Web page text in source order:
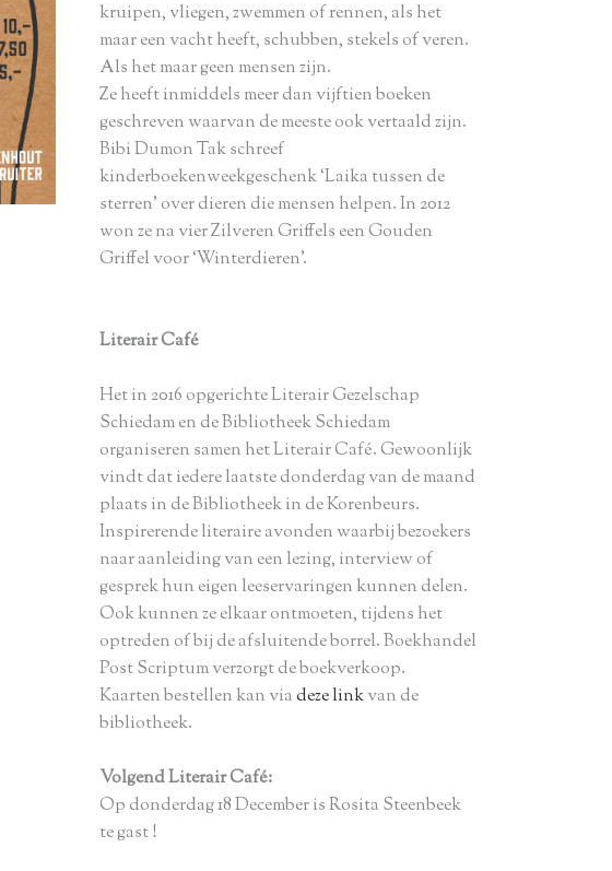
kruipen, vliegen, zwemmen of rennen, als het
maar een vacht heeft, schubben, stekels of veren.
Als het maar geen mensen zijn.
Ze heeft inmiddels meer dan vijftien boeken
geschreven waarvan de meeste ook vertaald zijn.
Bibi Dumon Tak schreef
kinderboekenweekgeschenk ‘Laika tussen de
sterren’ over dieren die mensen helpen. In 2012
won ze na vier Zilveren Griffels een Gouden
Griffel voor ‘Winterdieren’.
Literair Café
Het in 2016 opgerichte Literair Gezelschap
Schiedam en de Bibliotheek Schiedam
organiseren samen het Literair Café. Gewoonlijk
vindt dat iedere laatste donderdag van de maand
plaats in de Bibliotheek in de Korenbeurs.
Inspirerende literaire avonden waarbij bezoekers
naar aanleiding van een lezing, interview of
gesprek hun eigen leeservaringen kunnen delen.
Ook kunnen ze elkaar ontmoeten, tijdens het
optreden of bij de afsluitende borrel. Boekhandel
Post Scriptum verzorgt de boekverkoop.
Kaarten bestellen kan viadeze linkvan de
bibliotheek.
Volgend Literair Café:
Op donderdag 18 December is Rosita Steenbeek
te gast !